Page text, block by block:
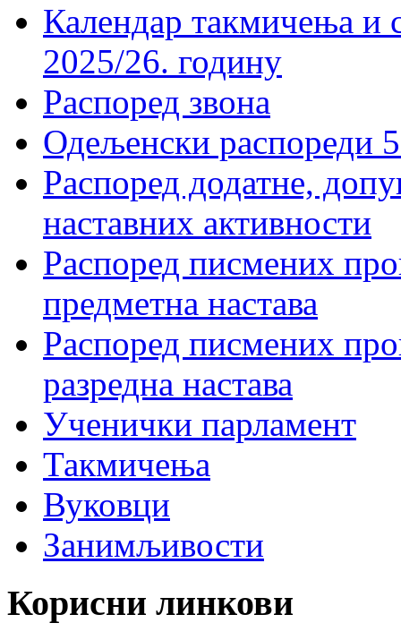
Календар такмичења
2025/26. годину
Распоред звона
Одељенски распореди
Распоред додатне,
наставних активности
Распоред писмених
предметна настава
Распоред писмених
разредна настава
Ученички парламент
Такмичења
Вуковци
Занимљивости
Корисни линкови